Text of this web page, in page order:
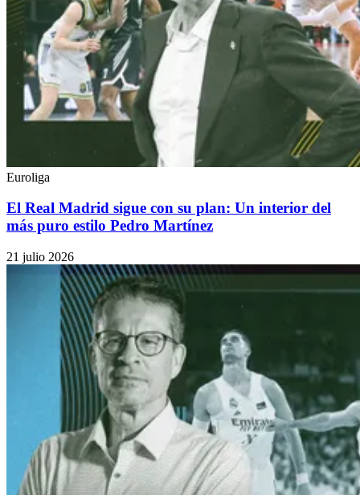
Euroliga
El Real Madrid sigue con su plan: Un interior del
más puro estilo Pedro Martínez
21 julio 2026